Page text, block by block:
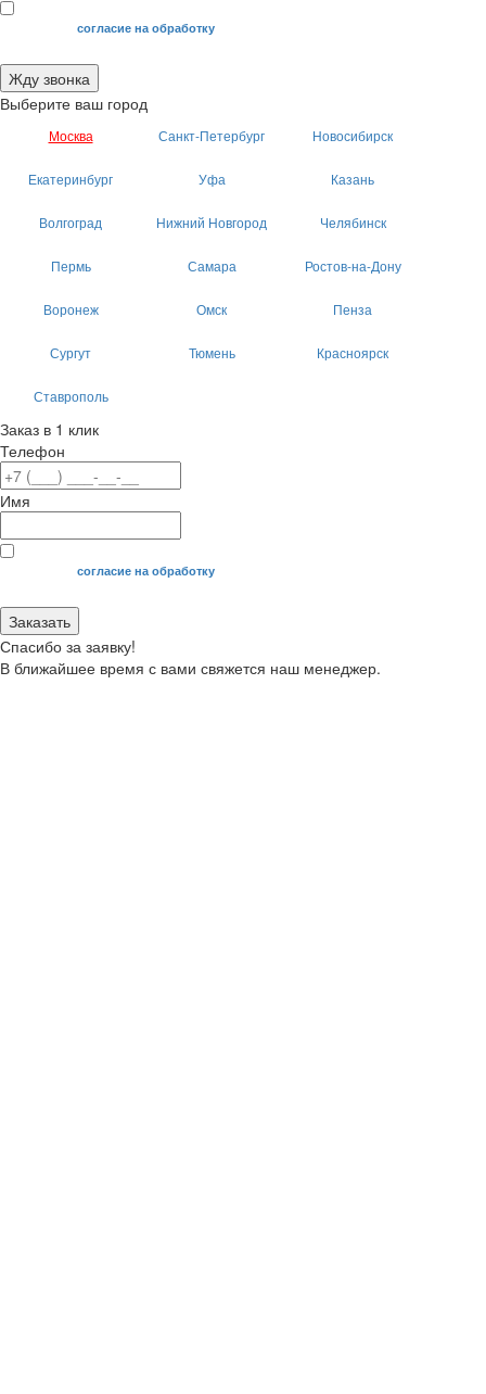
Я даю своесогласие на обработку
Жду звонка
Выберите ваш город
Москва Санкт-Петербург Новосибирск
Екатеринбург Уфа Казань
Волгоград Нижний Новгород Челябинск
Пермь Самара Ростов-на-Дону
Воронеж Омск Пенза
Сургут Тюмень Красноярск
Ставрополь
Заказ в 1 клик
Телефон
Имя
Я даю своесогласие на обработку
Заказать
Спасибо за заявку!
В ближайшее время с вами свяжется наш менеджер.